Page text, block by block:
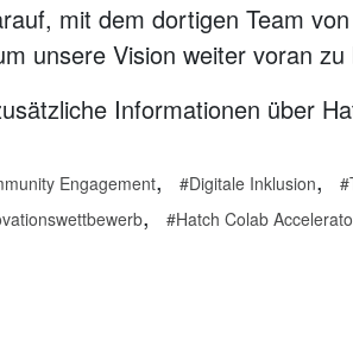
mit dem dortigen Team
unsere Vision weiter voran zu
Informationen über
Engagement, Digitale Inklusion,
, Hatch Colab